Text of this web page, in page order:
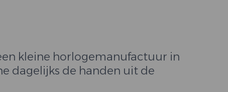
kleine horlogemanufactuur in
dagelijks de handen uit de